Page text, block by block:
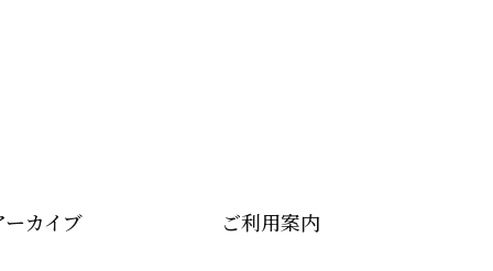
カイブ ご利用案内